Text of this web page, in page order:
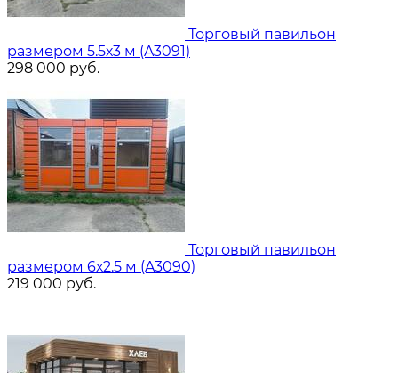
Торговый павильон
размером 5.5х3 м (A3091)
298 000 руб.
Торговый павильон
размером 6х2.5 м (A3090)
219 000 руб.